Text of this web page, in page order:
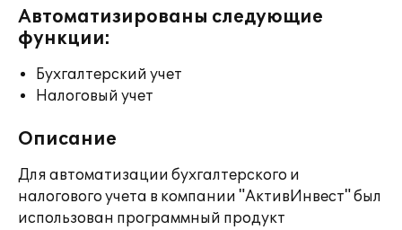
Автоматизированы следующие
функции:
Бухгалтерский учет
Налоговый учет
Описание
Для автоматизации бухгалтерского и
налогового учета в компании "АктивИнвест" был
использован программный продукт